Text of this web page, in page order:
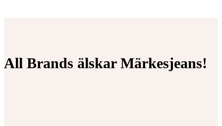
All Brands älskar Märkesjeans!